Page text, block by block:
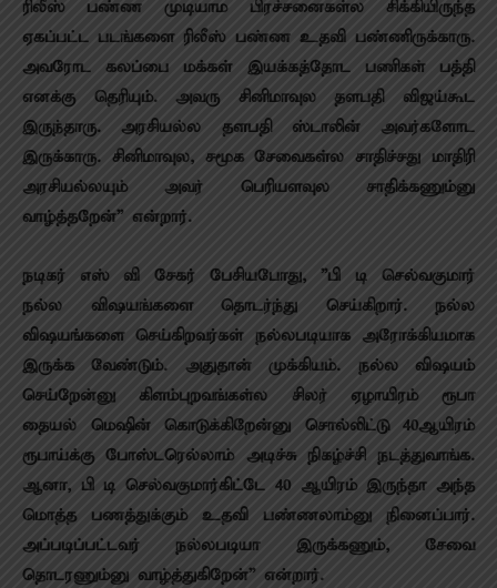
ரிலீஸ் பண்ண முடியாம பிரச்சனைகள்ல சிக்கியிருந்த
ஏகப்பட்ட படங்களை ரிலீஸ் பண்ண உதவி பண்ணிருக்காரு.
அவரோட கலப்பை மக்கள் இயக்கத்தோட பணிகள் பத்தி
எனக்கு தெரியும். அவரு சினிமாவுல தளபதி விஜய்கூட
இருந்தாரு. அரசியல்ல தளபதி ஸ்டாலின் அவர்களோட
இருக்காரு. சினிமாவுல, சமூக சேவைகள்ல சாதிச்சது மாதிரி
அரசியல்லயும் அவர் பெரியளவுல சாதிக்கணும்னு
வாழ்த்தறேன்” என்றார்.
நடிகர் எஸ் வி சேகர் பேசியபோது, ”பி டி செல்வகுமார்
நல்ல விஷயங்களை தொடர்ந்து செய்கிறார். நல்ல
விஷயங்களை செய்கிறவர்கள் நல்லபடியாக அரோக்கியமாக
இருக்க வேண்டும். அதுதான் முக்கியம். நல்ல விஷயம்
செய்றேன்னு கிளம்புறவங்கள்ல சிலர் ஏழாயிரம் ரூபா
தையல் மெஷின் கொடுக்கிறேன்னு சொல்லிட்டு 40ஆயிரம்
ரூபாய்க்கு போஸ்டரெல்லாம் அடிச்சு நிகழ்ச்சி நடத்துவாங்க.
ஆனா, பி டி செல்வகுமார்கிட்டே 40 ஆயிரம் இருந்தா அந்த
மொத்த பணத்துக்கும் உதவி பண்ணலாம்னு நினைப்பார்.
அப்படிப்பட்டவர் நல்லபடியா இருக்கணும், சேவை
தொடரணும்னு வாழ்த்துகிறேன்” என்றார்.